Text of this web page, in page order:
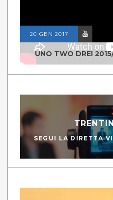
20 GEN 2017
SEGUI LA DIRETTA